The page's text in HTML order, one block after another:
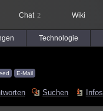
Chat 2 Wiki
Technologie
E-Mail
Suchen Infos